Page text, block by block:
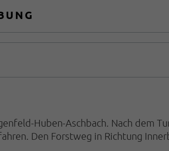
Huben-Aschbach. Nach dem
Den Forstweg in Richtung